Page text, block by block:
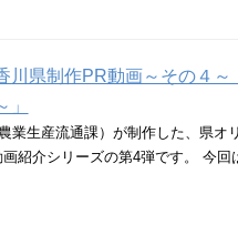
川県制作PR動画～その４
」
業生産流通課）が制作した、県オ
紹介シリーズの第4弾です。 今回